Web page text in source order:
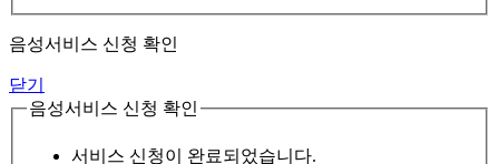
음성서비스 신청 확인
닫기
음성서비스 신청 확인
서비스 신청이 완료되었습니다.